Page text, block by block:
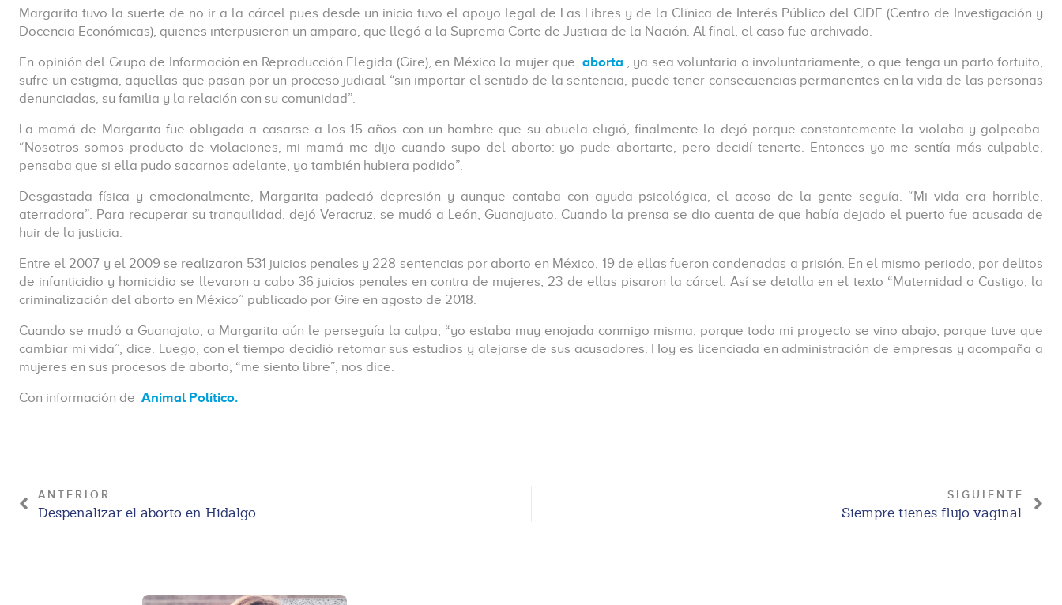
Margarita tuvo la suerte de no ir a la cárcel pues desde un inicio tuvo el apoyo legal de Las Libres y de la Clínica de Interés Público del CIDE (Centro de Investigación y
Docencia Económicas), quienes interpusieron un amparo, que llegó a la Suprema Corte de Justicia de la Nación. Al final, el caso fue archivado.
En opinión del Grupo de Información en Reproducción Elegida (Gire), en México la mujer que aborta , ya sea voluntaria o involuntariamente, o que tenga un parto fortuito,
sufre un estigma, aquellas que pasan por un proceso judicial “sin importar el sentido de la sentencia, puede tener consecuencias permanentes en la vida de las personas
denunciadas, su familia y la relación con su comunidad”.
La mamá de Margarita fue obligada a casarse a los 15 años con un hombre que su abuela eligió, finalmente lo dejó porque constantemente la violaba y golpeaba.
“Nosotros somos producto de violaciones, mi mamá me dijo cuando supo del aborto: yo pude abortarte, pero decidí tenerte. Entonces yo me sentía más culpable,
pensaba que si ella pudo sacarnos adelante, yo también hubiera podido”.
Desgastada física y emocionalmente, Margarita padeció depresión y aunque contaba con ayuda psicológica, el acoso de la gente seguía. “Mi vida era horrible,
aterradora”. Para recuperar su tranquilidad, dejó Veracruz, se mudó a León, Guanajuato. Cuando la prensa se dio cuenta de que había dejado el puerto fue acusada de
huir de la justicia.
Entre el 2007 y el 2009 se realizaron 531 juicios penales y 228 sentencias por aborto en México, 19 de ellas fueron condenadas a prisión. En el mismo periodo, por delitos
de infanticidio y homicidio se llevaron a cabo 36 juicios penales en contra de mujeres, 23 de ellas pisaron la cárcel. Así se detalla en el texto “Maternidad o Castigo, la
criminalización del aborto en México” publicado por Gire en agosto de 2018.
Cuando se mudó a Guanajato, a Margarita aún le perseguía la culpa, “yo estaba muy enojada conmigo misma, porque todo mi proyecto se vino abajo, porque tuve que
cambiar mi vida”, dice. Luego, con el tiempo decidió retomar sus estudios y alejarse de sus acusadores. Hoy es licenciada en administración de empresas y acompaña a
mujeres en sus procesos de aborto, “me siento libre”, nos dice.
Con información de Animal Político.
ANTERIOR
Despenalizar el aborto en Hidalgo
SIGUIENTE
Siempre tienes flujo vaginal.